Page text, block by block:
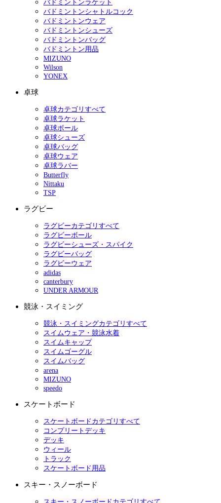
バドミントンラケット
バドミントンシャトルコック
バドミントンウェア
バドミントンシューズ
バドミントンバッグ
バドミントン用品
MIZUNO
Wilson
YONEX
卓球
卓球カテゴリすべて
卓球ラケット
卓球ボール
卓球シューズ
卓球バッグ
卓球ウェア
卓球ラバー
Butterfly
Nittaku
TSP
ラグビー
ラグビーカテゴリすべて
ラグビーボール
ラグビーシューズ・スパイク
ラグビーバッグ
ラグビーウェア
adidas
canterbury
UNDER ARMOUR
競泳・スイミング
競泳・スイミングカテゴリすべて
スイムウェア・競泳水着
スイムキャップ
スイムゴーグル
スイムバッグ
arena
MIZUNO
speedo
スケートボード
スケートボードカテゴリすべて
コンプリートデッキ
デッキ
ウィール
トラック
スケートボード用品
スキー・スノーボード